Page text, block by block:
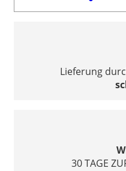
Lieferung
30 TAGE